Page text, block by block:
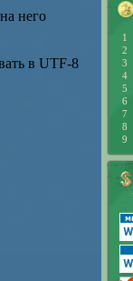
него
в UTF-8
1
2
3
4
5
6
7
8
9